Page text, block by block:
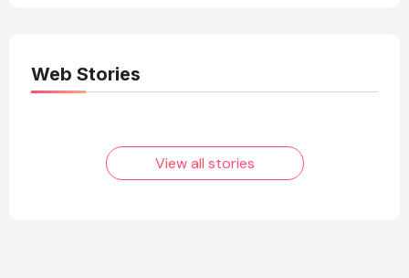
Web Stories
Elvish Yadav: एक
आम लड़के से यूट्यूबर
फिल्मों का जादू और उनका
View all stories